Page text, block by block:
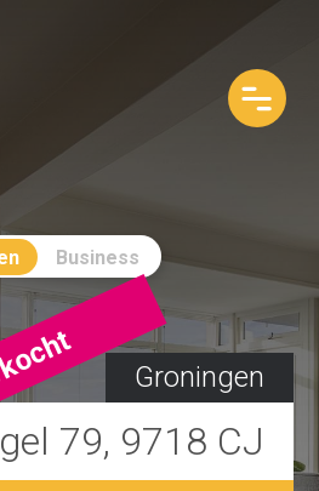
Business
Groningen
79, 9718 CJ